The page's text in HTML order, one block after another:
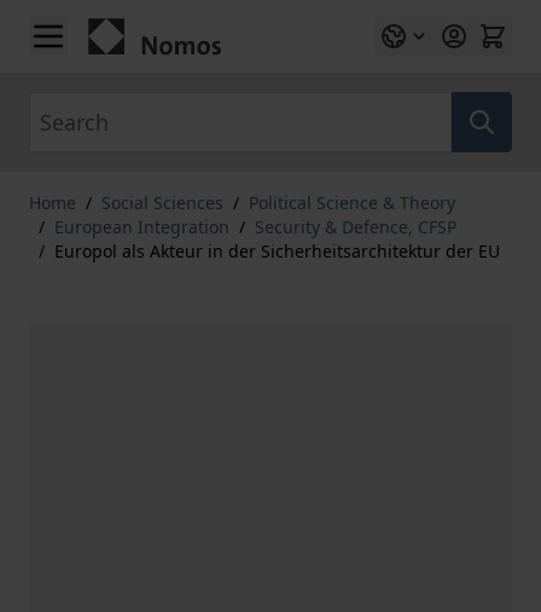
Skip to Content
Home / Social Sciences / Political Science & Theory
/ European Integration / Security & Defence, CFSP
/ Europol als Akteur in der Sicherheitsarchitektur der EU